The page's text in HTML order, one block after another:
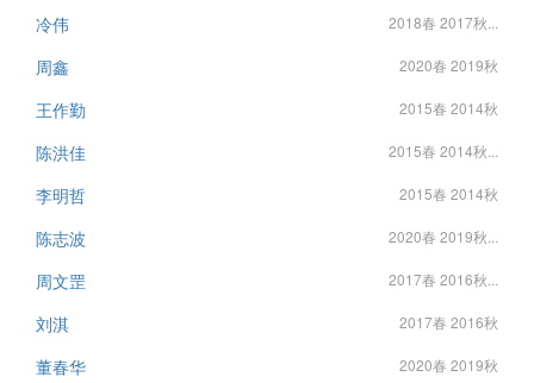
冷伟 2018春 2017秋...
周鑫 2020春 2019秋
王作勤 2015春 2014秋
陈洪佳 2015春 2014秋...
李明哲 2015春 2014秋
陈志波 2020春 2019秋...
周文罡 2017春 2016秋...
刘淇 2017春 2016秋
董春华 2020春 2019秋